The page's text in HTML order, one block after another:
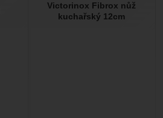
Victorinox Fibrox nůž
kuchařský 12cm